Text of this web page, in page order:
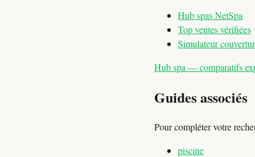
Hub spas NetSpa
Top ventes vérifiées
Simulateur
Hub spa — comparatifs
Guides associés
Pour compléter votre
piscine